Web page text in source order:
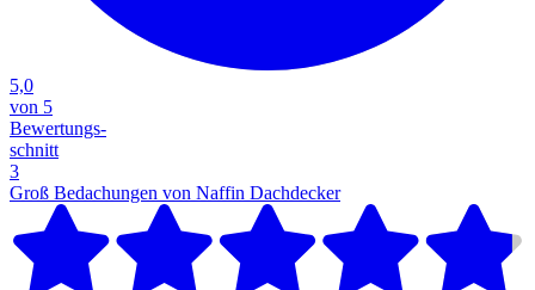
5,0
von 5
Bewertungs-
schnitt
3
Groß Bedachungen von Naffin Dachdecker